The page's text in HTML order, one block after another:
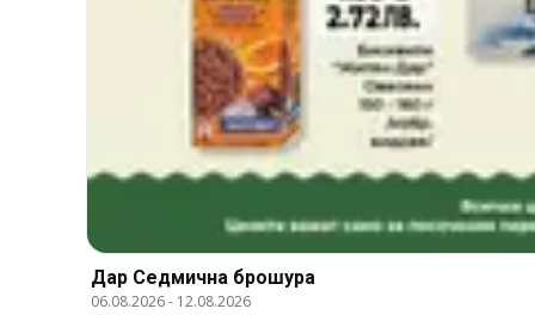
Дар Cедмична брошура
06.08.2026- 12.08.2026